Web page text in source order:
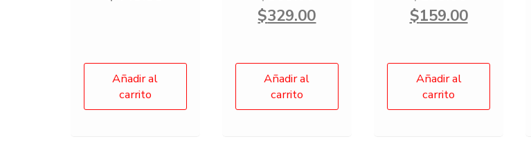
Añadir al
carrito
price
$369.00.
$329.00Current
is:
Añadir al
carrito
price
$199.00.
$159.00Current
is:
Añadir al
carrito